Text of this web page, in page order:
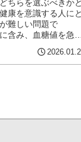
ちらを選ぶべきかと
康を意識する人にと
難しい問題で
み、血糖値を急激
は人...（続きを読